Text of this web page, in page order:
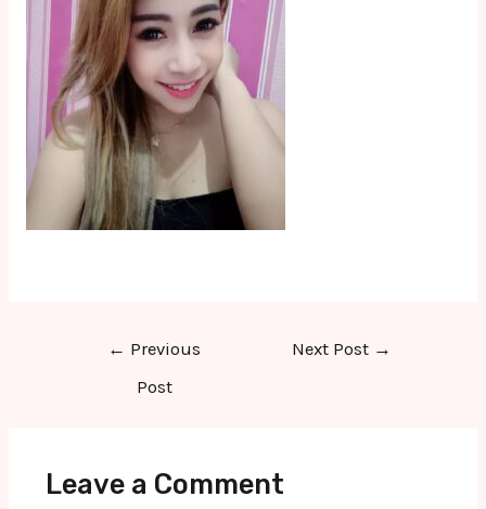
← Previous
Post
Next Post →
Leave a Comment